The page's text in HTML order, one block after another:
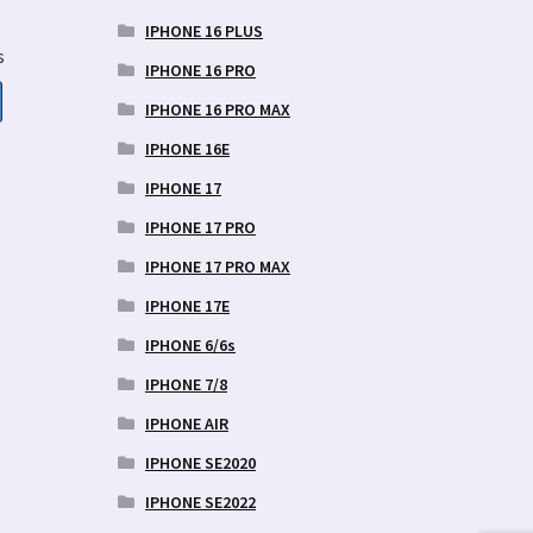
IPHONE 16 PLUS
IPHONE 16 PRO
IPHONE 16 PRO MAX
IPHONE 16E
IPHONE 17
IPHONE 17 PRO
IPHONE 17 PRO MAX
IPHONE 17E
IPHONE 6/6s
IPHONE 7/8
IPHONE AIR
IPHONE SE2020
IPHONE SE2022